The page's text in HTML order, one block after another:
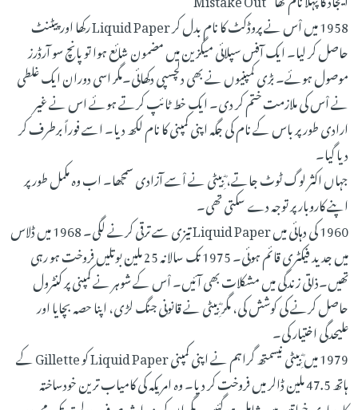
1958 میں اْس نے پروڈکٹ کا نام بدل کر Liquid Paper رکھا اور پیٹنٹ
حاصل کر لیا۔ ایک آفس سپلائی میگزین میں مضمون شائع ہوا تو پانچ سو آرڈرز
موصول ہوئے۔ بڑی کمپنیوں نے بھی دلچسپی دکھائی۔مگر اسی دوران ایک غلطی
نے اْس کی ملازمت ختم کر دی۔ ایک خط ٹائپ کرتے ہوئے اس نے غیر
ارادی طور پر باس کے نام کی جگہ اپنی کمپنی کا نام لکھ دیا۔ اسے فوراً برطرف کر
دیا گیا۔
جہاں اکثر لوگ ٹوٹ جاتے، ِؓبِیٹی نے اْسے آزادی سمجھا۔ اب وہ مکمل طور پر
اپنے کاروبار پر توجہ دے سکتی تھی۔
1960 کی دہائی میں Liquid Paper تیزی سے ترقی کرنے لگی۔ 1968 میں ڈلاس
میں جدید فیکٹری قائم ہوئی۔ 1975 تک سالانہ 25 ملین بوتلیں فروخت ہو رہی
تھیں۔ذاتی زندگی میں مشکلات بھی آئیں۔ اْس کے شوہر نے کمپنی پر کنٹرول
حاصل کرنے کی کوشش کی، مگر ِؓبِیٹی نے قانونی جنگ لڑی، اپنا حصہ بچایا اور
علیحدگی اختیار کی۔
1979 میں ِؓبِیٹی نیسمتھ گراہم نے اپنی کمپنی Liquid Paper کو Gillette کے
ہاتھ 47.5 ملین ڈالر میں فروخت کر دیا۔ وہ امریکہ کی کامیاب ترین خودساختہ